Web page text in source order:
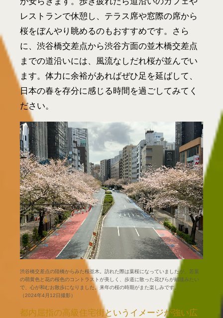
レストランで休憩し、テラス席や窓際の席から
桜をぼんやり眺めるのもおすすめです。さら
に、渋谷橋交差点から渋谷方面の並木橋交差点
までの道沿いには、風流なしだれ桜が並んでい
ます。体力に余裕があればぜひ足を延ばして、
日本の春を存分に感じる時間を過ごしてみてく
ださい。
渋谷橋交差点の陸橋からみた桜並木。訪れた際は葉桜になっていましたが、若葉
の萌黄色と花の桜色のコントラストが美しく、歩道に散った花びらが絨毯みたい
で、心が和むお散歩になりました。来年の桜の時期がまた楽しみです。
（2024年4月12日撮影）
都内屈指の高級住宅街というイメージが強い広